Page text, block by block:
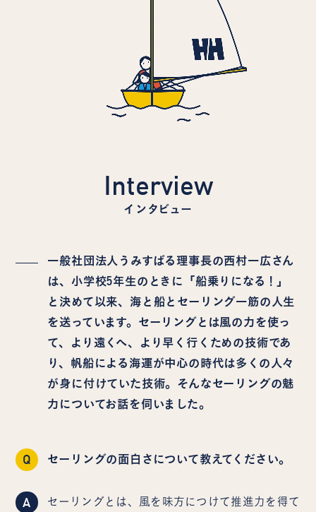
Interview
インタビュー
一般社団法人うみすばる理事長の西村一広さん
は、小学校5年生のときに「船乗りになる！」
と決めて以来、海と船とセーリング一筋の人生
を送っています。セーリングとは風の力を使っ
て、より遠くへ、より早く行くための技術であ
り、帆船による海運が中心の時代は多くの人々
が身に付けていた技術。そんなセーリングの魅
力についてお話を伺いました。
Q セーリングの面白さについて教えてください。
A
セーリングとは、風を味方につけて推進力を得て